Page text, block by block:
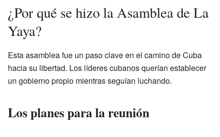
¿Por qué se hizo la Asamblea de La
Yaya?
Esta asamblea fue un paso clave en el camino de Cuba
hacia su libertad. Los líderes cubanos querían establecer
un gobierno propio mientras seguían luchando.
Los planes para la reunión